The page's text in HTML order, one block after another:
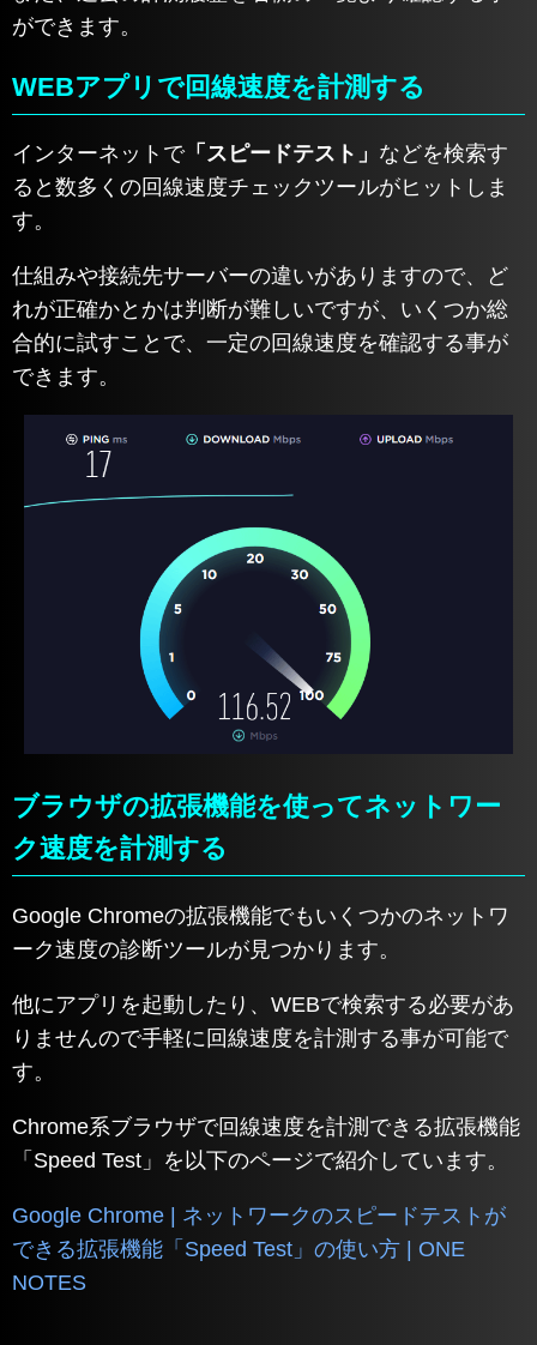
ができます。
WEBアプリで回線速度を計測する
インターネットで「スピードテスト」 などを検索す
ると数多くの回線速度チェックツールがヒットしま
す。
仕組みや接続先サーバーの違いがありますので、ど
れが正確かとかは判断が難しいですが、いくつか総
合的に試すことで、一定の回線速度を確認する事が
できます。
ブラウザの拡張機能を使ってネットワー
ク速度を計測する
Google Chromeの拡張機能でもいくつかのネットワ
ーク速度の診断ツールが見つかります。
他にアプリを起動したり、WEBで検索する必要があ
りませんので手軽に回線速度を計測する事が可能で
す。
Chrome系ブラウザで回線速度を計測できる拡張機能
「Speed Test」を以下のページで紹介しています。
Google Chrome | ネットワークのスピードテストが
できる拡張機能「Speed Test」の使い方 | ONE
NOTES